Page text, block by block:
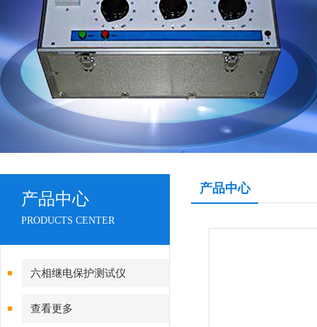
产品中心
PRODUCTS CENTER
六相继电保护测试仪
查看更多
产品中心